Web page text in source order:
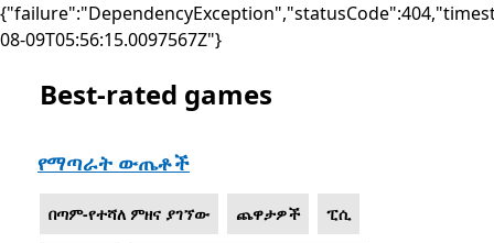
08-09T05:56:15.0097567Z"}
List Microsoft.com
Best-rated games
የማጣራት ውጤቶች
በጣም-የተሻለ ምዘና ያገኘው ጨዋታዎች ፒሲ